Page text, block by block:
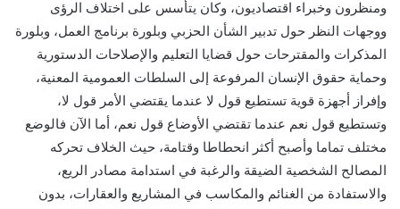
ومنظرون وخبراء اقتصاديون، وكان يتأسس على اختلاف الرؤى
ووجهات النظر حول تدبير الشأن الحزبي وبلورة برنامج العمل، وبلورة
المذكرات والمقترحات حول قضايا التعليم والإصلاحات الدستورية
وحماية حقوق الإنسان المرفوعة إلى السلطات العمومية المعنية،
وإفراز أجهزة قوية تستطيع قول لا عندما يقتضي الأمر قول لا،
وتستطيع قول نعم عندما تقتضي الأوضاع قول نعم، أما الآن فالوضع
مختلف تماما وأصبح أكثر انحطاطا وقتامة، حيث الخلاف تحركه
المصالح الشخصية الضيقة والرغبة في استدامة مصادر الريع،
والاستفادة من الغنائم والمكاسب في المشاريع والعقارات، بدون